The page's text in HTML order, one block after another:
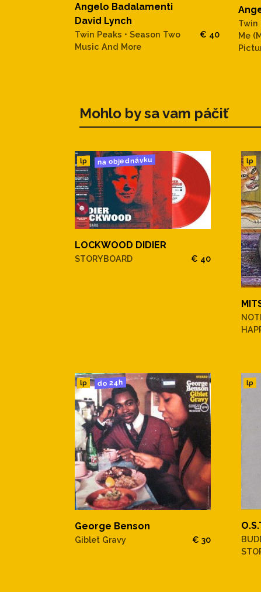
Angelo Badalamenti
David Lynch
Twin Peaks • Season Two
Music And More
€ 40
Twin
Me
Mohlo by sa vam páčiť
lp na objednávku
LOCKWOOD DIDIER
STORYBOARD € 40
lp
lp do 24h
George Benson
Giblet Gravy € 30
lp